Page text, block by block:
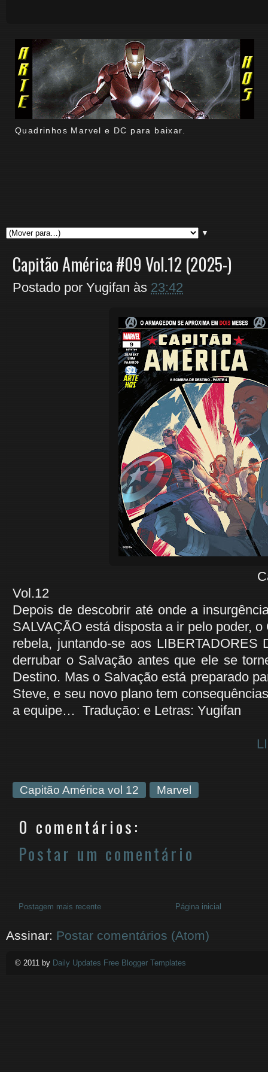
Quadrinhos Marvel e DC para baixar.
▼
Capitão América #09 Vol.12 (2025-)
Postado por Yugifan às 23:42
Capitão
Vol.12
Depois de descobrir até onde a
SALVAÇÃO está disposta a ir pelo poder,
rebela, juntando-se aos LIBERTADORES
derrubar o Salvação antes que ele se
Destino. Mas o Salvação está preparado
Steve, e seu novo plano tem
a equipe… Tradução: e Letras: Yugifan
Capitão América vol 12 Marvel
0 comentários:
Postar um comentário
Postagem mais recente Página inicial
Assinar: Postar comentários (Atom)
© 2011 by Daily Updates Free Blogger Templates